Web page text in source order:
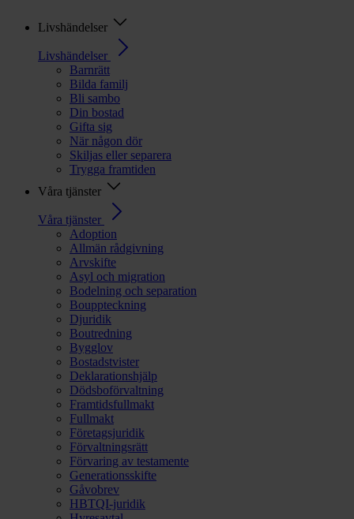
Livshändelser
Livshändelser
Barnrätt
Bilda familj
Bli sambo
Din bostad
Gifta sig
När någon dör
Skiljas eller separera
Trygga framtiden
Våra tjänster
Våra tjänster
Adoption
Allmän rådgivning
Arvskifte
Asyl och migration
Bodelning och separation
Bouppteckning
Djuridik
Boutredning
Bygglov
Bostadstvister
Deklarationshjälp
Dödsboförvaltning
Framtidsfullmakt
Fullmakt
Företagsjuridik
Förvaltningsrätt
Förvaring av testamente
Generationsskifte
Gåvobrev
HBTQI-juridik